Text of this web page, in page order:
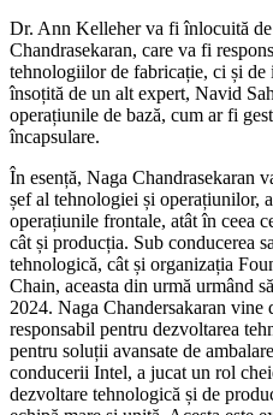
Dr. Ann Kelleher va fi înlocuită
Chandrasekaran, care va fi
tehnologiilor de fabricație, ci și de
însoțită de un alt expert, Navid
operațiunile de bază, cum ar fi
încapsulare.
În esență, Naga Chandrasekaran
șef al tehnologiei și operațiunilor,
operațiunile frontale, atât în ceea
cât și producția. Sub conducerea
tehnologică, cât și organizația
Chain, aceasta din urmă urmând
2024. Naga Chandersakaran
responsabil pentru dezvoltarea
pentru soluții avansate de
conducerii Intel, a jucat un rol
dezvoltare tehnologică și de